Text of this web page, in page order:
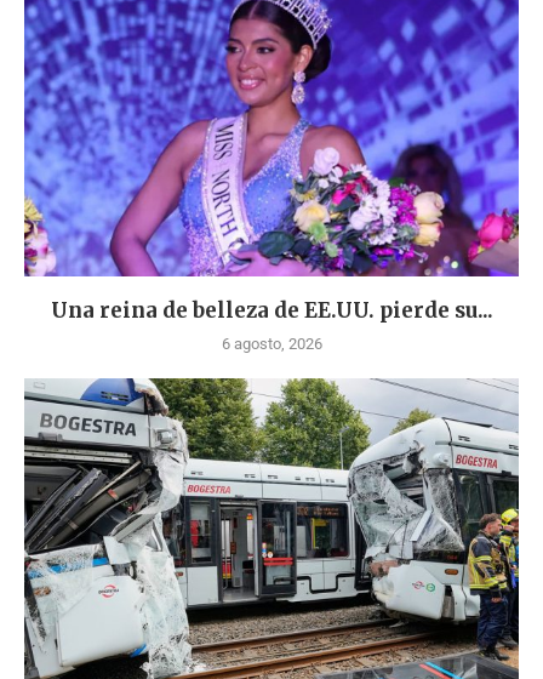
Una reina de belleza de EE.UU. pierde su...
6 agosto, 2026